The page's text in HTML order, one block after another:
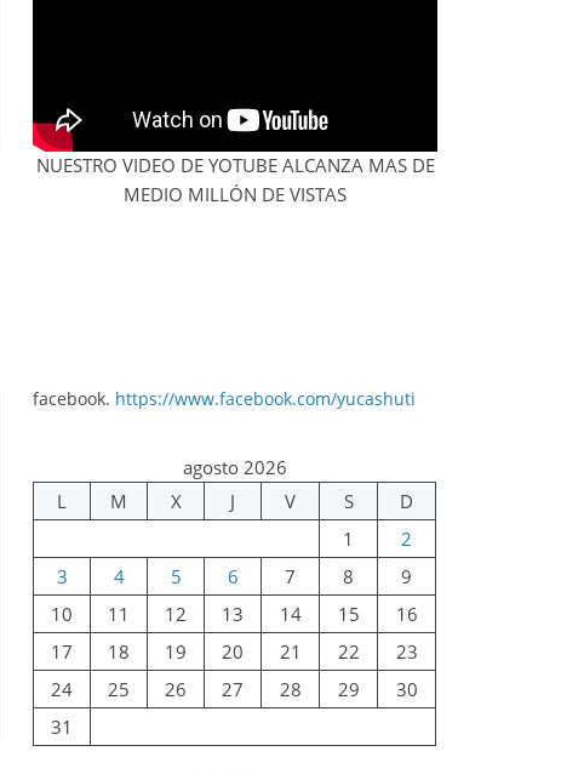
NUESTRO VIDEO DE YOTUBE ALCANZA MAS DE
MEDIO MILLÓN DE VISTAS
facebook. https://www.facebook.com/yucashuti
agosto 2026
L
M X J V S
D
1
2
3
4 5 6 7 8
9
10
11 12 13 14 15
16
17
18 19 20 21 22
23
24
25 26 27 28 29
30
31